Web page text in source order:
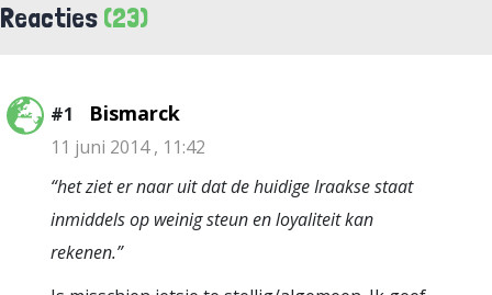
Reacties (23)
#1 Bismarck
11 juni 2014 , 11:42
“het ziet er naar uit dat de huidige Iraakse staat
inmiddels op weinig steun en loyaliteit kan
rekenen.”